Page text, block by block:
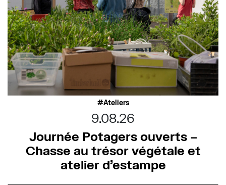
Ateliers
9.08.26
Journée Potagers ouverts –
Chasse au trésor végétale et
atelier d’estampe